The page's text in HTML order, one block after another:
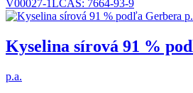
V00027-1LCAS: 7664-93-9
Kyselina sírová 91 %
p.a.